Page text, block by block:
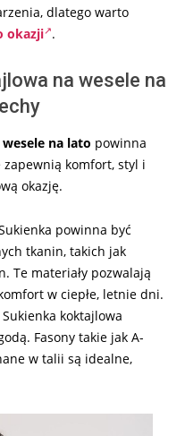
dlatego warto
okazji .
na wesele na
wesele na lato powinna
zapewnią komfort, styl i
okazję.
powinna być
tkanin, takich jak
Te materiały pozwalają
w ciepłe, letnie dni.
Sukienka koktajlowa
Fasony takie jak A-
w talii są idealne,